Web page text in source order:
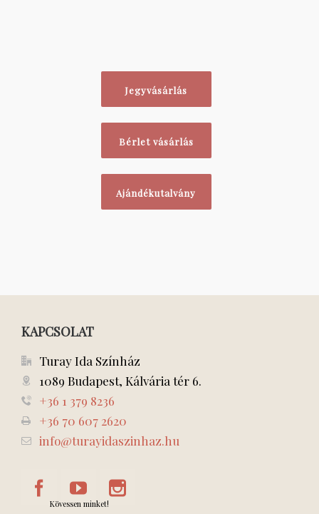
Jegyvásárlás
Bérlet vásárlás
Ajándékutalvány
KAPCSOLAT
Turay Ida Színház
1089 Budapest, Kálvária tér 6.
+36 1 379 8236
+36 70 607 2620
info@turayidaszinhaz.hu
Kövessen minket!